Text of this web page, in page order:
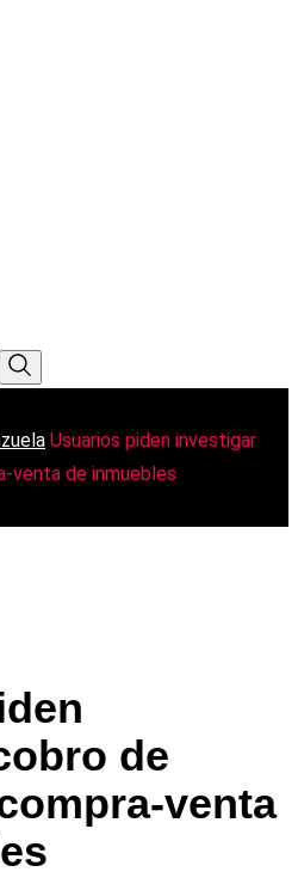
Usuarios piden investigar
venta de inmuebles
de
venta